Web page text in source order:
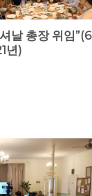
날 총장 위임”(6
년)